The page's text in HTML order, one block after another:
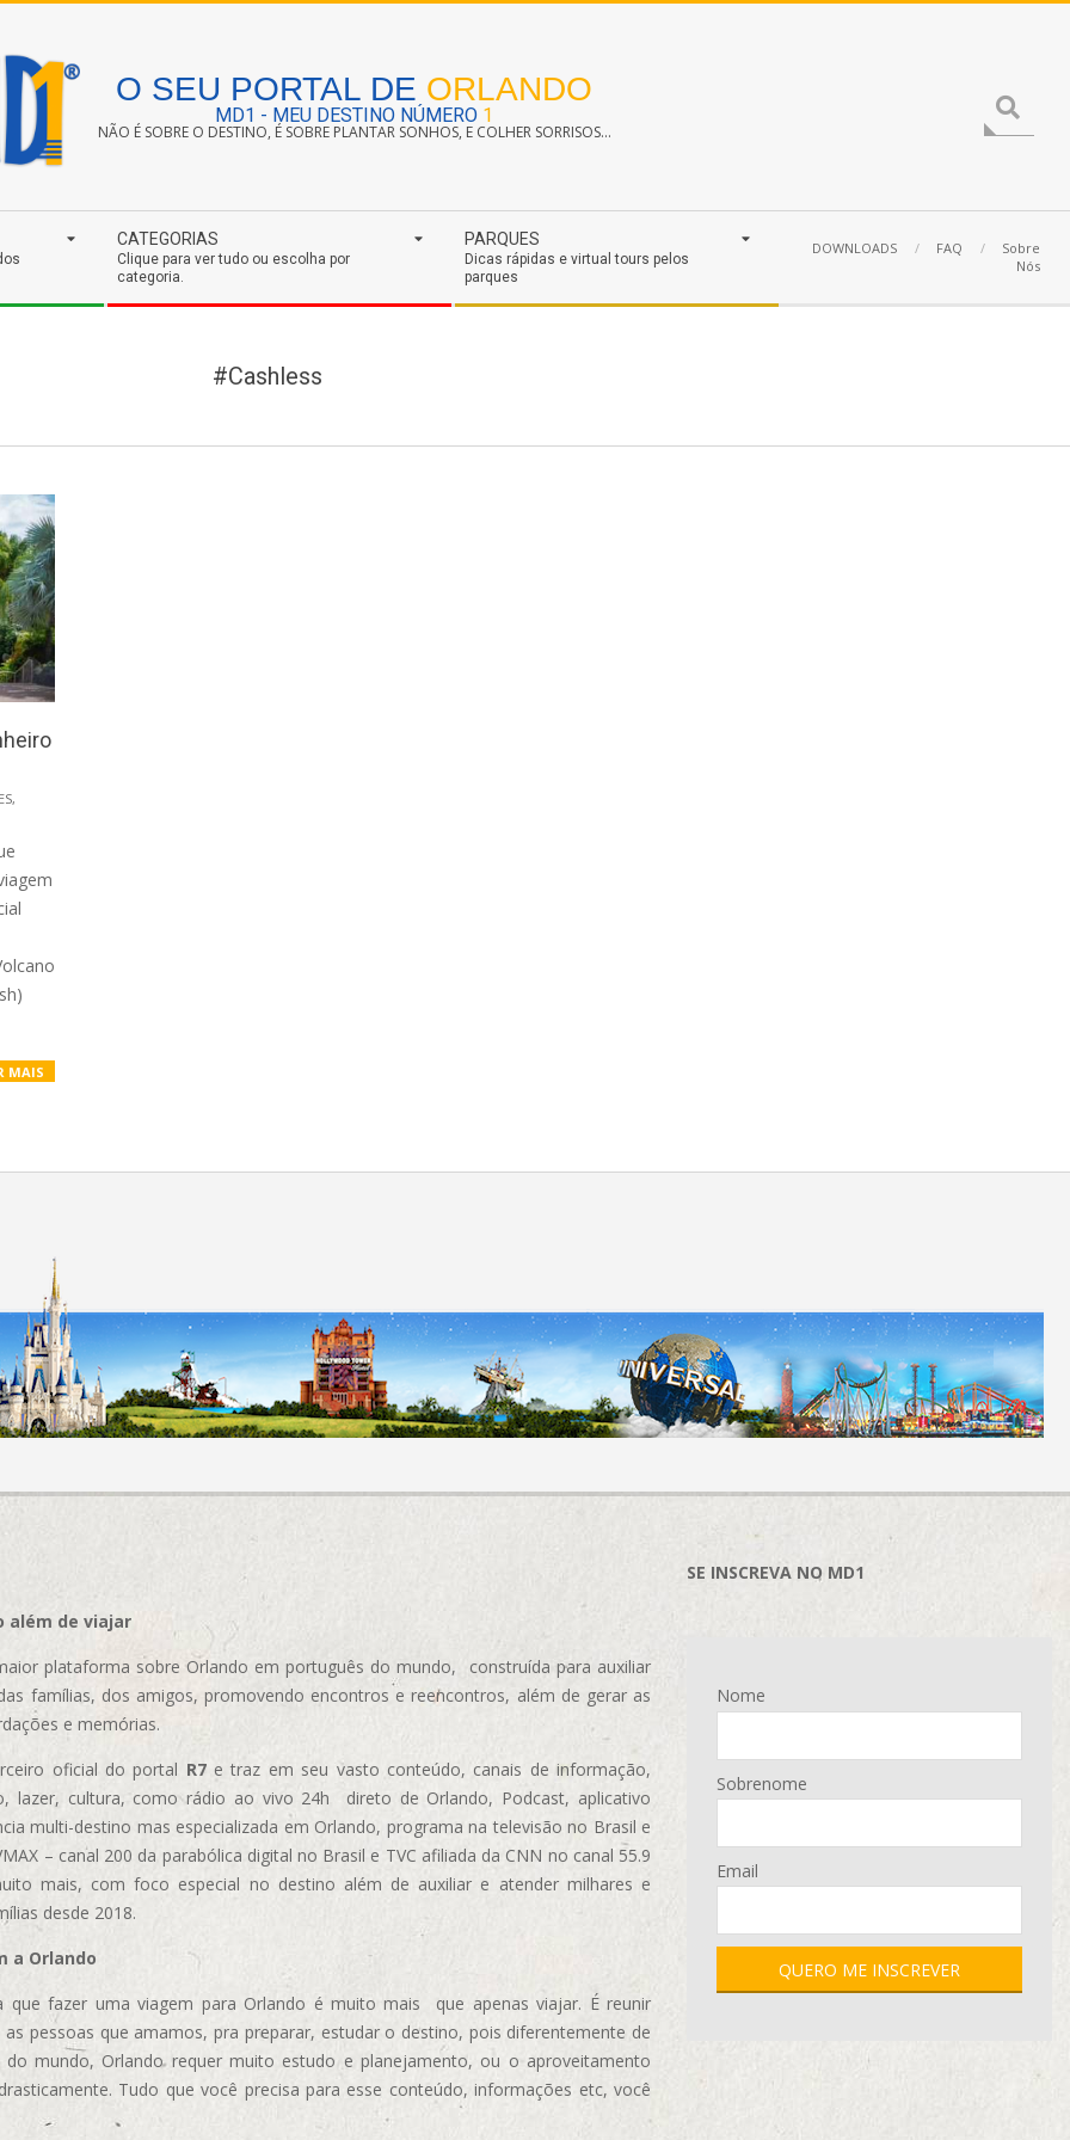
O SEU PORTAL DE ORLANDO
MD1 - MEU DESTINO NÚMERO 1
NÃO É SOBRE O DESTINO, É SOBRE PLANTAR SONHOS, E COLHER SORRISOS...
CATEGORIAS
Clique para ver tudo ou escolha por
categoria.
PARQUES
Dicas rápidas e virtual tours pelos
parques
DOWNLOADS FAQ
Sobre
Nós
#Cashless
,
MAIS
além de viajar
plataforma sobre Orlando em português do mundo, construída para auxiliar
famílias, dos amigos, promovendo encontros e reencontros, além de gerar as
e memórias.
oficial do portal R7e traz em seu vasto conteúdo, canais de informação,
lazer, cultura, como rádio ao vivo 24h direto de Orlando, Podcast, aplicativo
multi-destino mas especializada em Orlando, programa na televisão no Brasil e
– canal 200 da parabólica digital no Brasil e TVC afiliada da CNN no canal 55.9
mais, com foco especial no destino além de auxiliar e atender milhares e
desde 2018.
a Orlando
que fazer uma viagem para Orlando é muito mais que apenas viajar. É reunir
as pessoas que amamos, pra preparar, estudar o destino, pois diferentemente de
do mundo, Orlando requer muito estudo e planejamento, ou o aproveitamento
Tudo que você precisa para esse conteúdo, informações etc, você
SE INSCREVA NO MD1
Nome
Sobrenome
Email